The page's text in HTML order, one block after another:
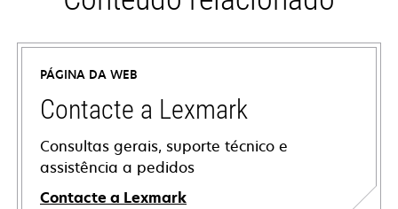
PÁGINA DA WEB
Contacte a Lexmark
Consultas gerais, suporte técnico e
assistência a pedidos
Contacte a Lexmark